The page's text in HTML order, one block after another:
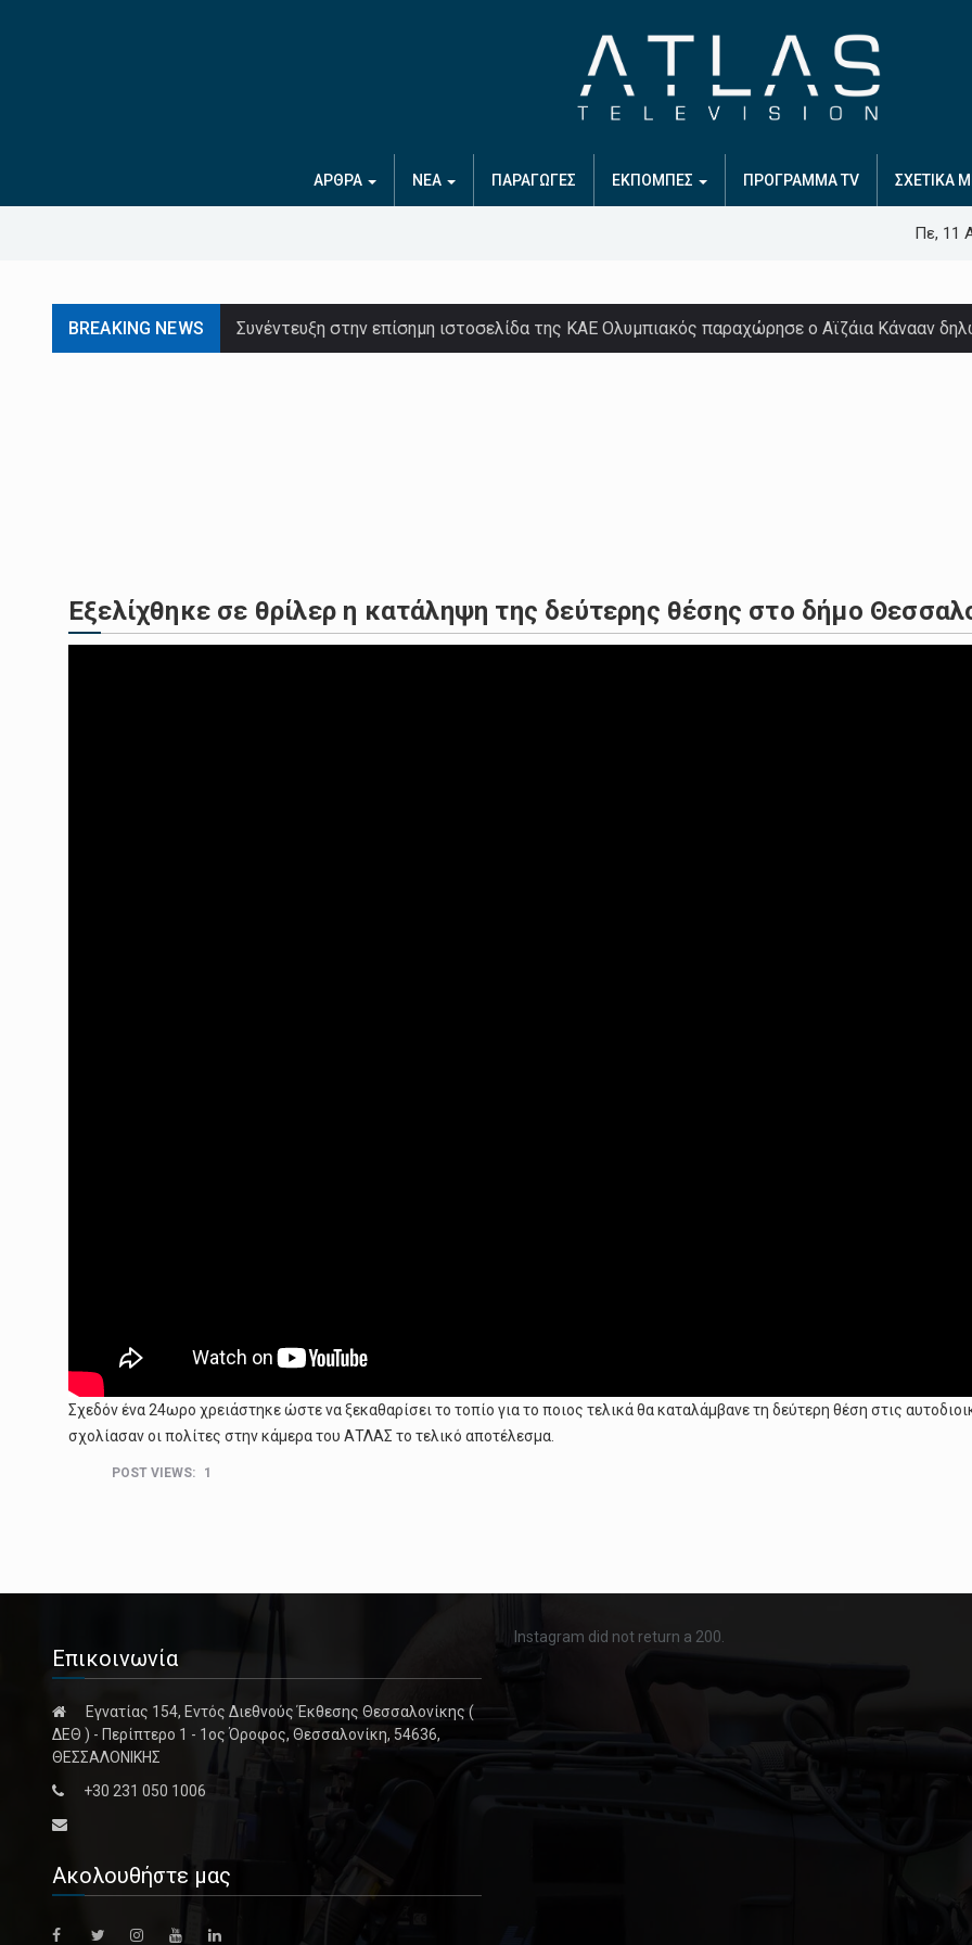
ΑΡΘΡΑ ΝΕΑ ΠΑΡΑΓΩΓΕΣ ΕΚΠΟΜΠΕΣ ΠΡΟΓΡΑΜΜΑ TV ΣΧΕΤΙΚΑ
Πε, 11
BREAKING NEWS Συνέντευξη στην επίσημη ιστοσελίδα της ΚΑΕ Ολυμπιακός παραχώρησε ο Αϊζάια Κάνααν
Μετά τις εκρήξεις που σημειώθηκαν χθες στην αεροπορική βάση Σάκι στην χερσόνησο της
Εξελίχθηκε σε θρίλερ η κατάληψη της δεύτερης θέσης στο δήμο
Σχεδόν ένα 24ωρο χρειάστηκε ώστε να ξεκαθαρίσει το τοπίο για το ποιος τελικά θα καταλάμβανε τη δεύτερη θέση στις
σχολίασαν οι πολίτες στην κάμερα του ΑΤΛΑΣ το τελικό αποτέλεσμα.
POST VIEWS: 1
Επικοινωνία
Εγνατίας 154, Εντός Διεθνούς Έκθεσης Θεσσαλονίκης (
ΔΕΘ ) - Περίπτερο 1 - 1ος Όροφος, Θεσσαλονίκη, 54636,
ΘΕΣΣΑΛΟΝΙΚΗΣ
+30 231 050 1006
Ακολουθήστε μας
Instagram did not return a 200.